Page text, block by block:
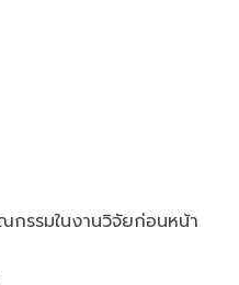
กรรมในงานวิจัยก่อนหน้า